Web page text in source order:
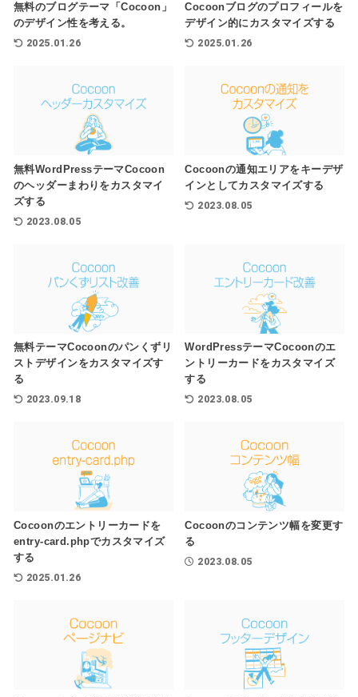
無料のブログテーマ「Cocoon」
のデザイン性を考える。
2025.01.26
Cocoonブログのプロフィールを
デザイン的にカスタマイズする
2025.01.26
無料WordPressテーマCocoon
のヘッダーまわりをカスタマイ
ズする
2023.08.05
Cocoonの通知エリアをキーデザ
インとしてカスタマイズする
2023.08.05
無料テーマCocoonのパンくずリ
ストデザインをカスタマイズす
る
2023.09.18
WordPressテーマCocoonのエ
ントリーカードをカスタマイズ
する
2023.08.05
Cocoonのエントリーカードを
entry-card.phpでカスタマイズ
する
2025.01.26
Cocoonのコンテンツ幅を変更す
る
2023.08.05